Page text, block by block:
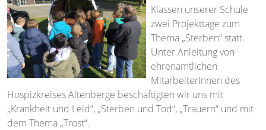
Klassen unserer Schule
zwei Projekttage zum
Thema „Sterben“ statt.
Unter Anleitung von
ehrenamtlichen
MitarbeiterInnen des
Hospizkreises Altenberge beschäftigten wir uns mit
„Krankheit und Leid“, „Sterben und Tod“, „Trauern“ und mit
dem Thema „Trost“.